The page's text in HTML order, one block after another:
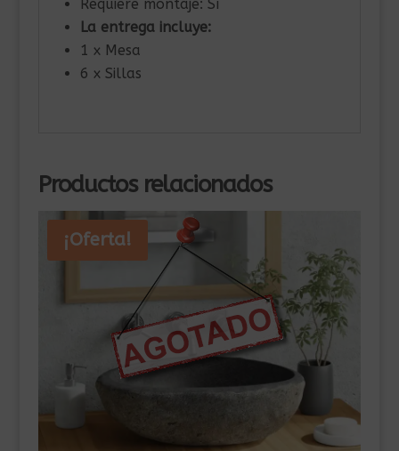
Requiere montaje: Sí
La entrega incluye:
1 x Mesa
6 x Sillas
Productos relacionados
¡Oferta!